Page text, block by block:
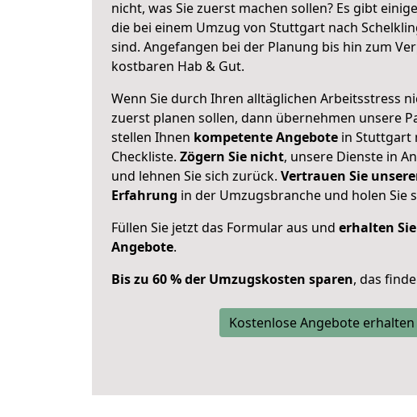
nicht, was Sie zuerst machen sollen? Es gibt
die bei einem Umzug von Stuttgart nach
sind. Angefangen bei der Planung bis hin zum
kostbaren Hab & Gut.
Wenn Sie durch Ihren alltäglichen Arbeitsstress
zuerst planen sollen, dann übernehmen unsere
stellen Ihnen kompetente Angebote in Stuttgart
Checkliste. Zögern Sie nicht, unsere Dienste in
und lehnen Sie sich zurück. Vertrauen Sie
Erfahrung in der Umzugsbranche und holen Sie
Füllen Sie jetzt das Formular aus und erhalten
Angebote.
Bis zu 60 % der Umzugskosten sparen, das
Kostenlose Angebote erhalten